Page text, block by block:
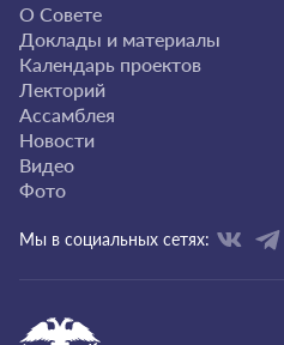
О Совете
Доклады и материалы
Календарь проектов
Лекторий
Ассамблея
Новости
Видео
Фото
Мы в социальных сетях: